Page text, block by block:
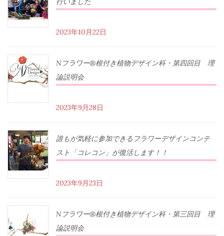
2023年10月22日
Nフラワー®根付き植物デザイン科・第四回目 理
論説明会
2023年9月28日
誰もが気軽に参加できるフラワーデザインコンテ
スト「コレコン」が復活します！！
2023年9月23日
Nフラワー®根付き植物デザイン科・第三回目 理
論説明会